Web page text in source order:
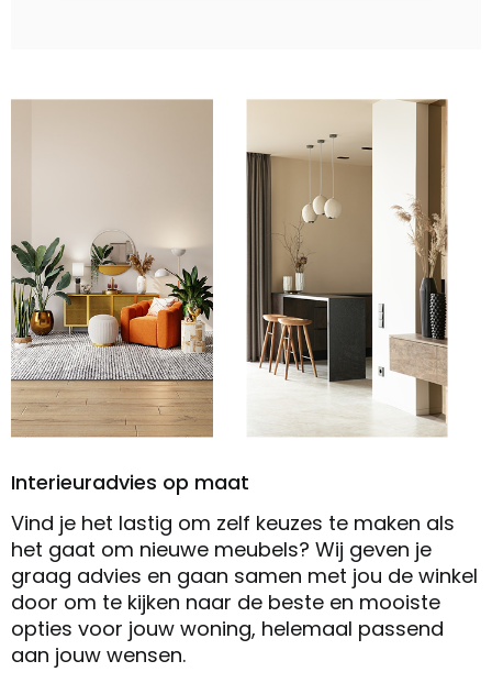
Interieuradvies op maat
Vind je het lastig om zelf keuzes te maken als
het gaat om nieuwe meubels? Wij geven je
graag advies en gaan samen met jou de winkel
door om te kijken naar de beste en mooiste
opties voor jouw woning, helemaal passend
aan jouw wensen.